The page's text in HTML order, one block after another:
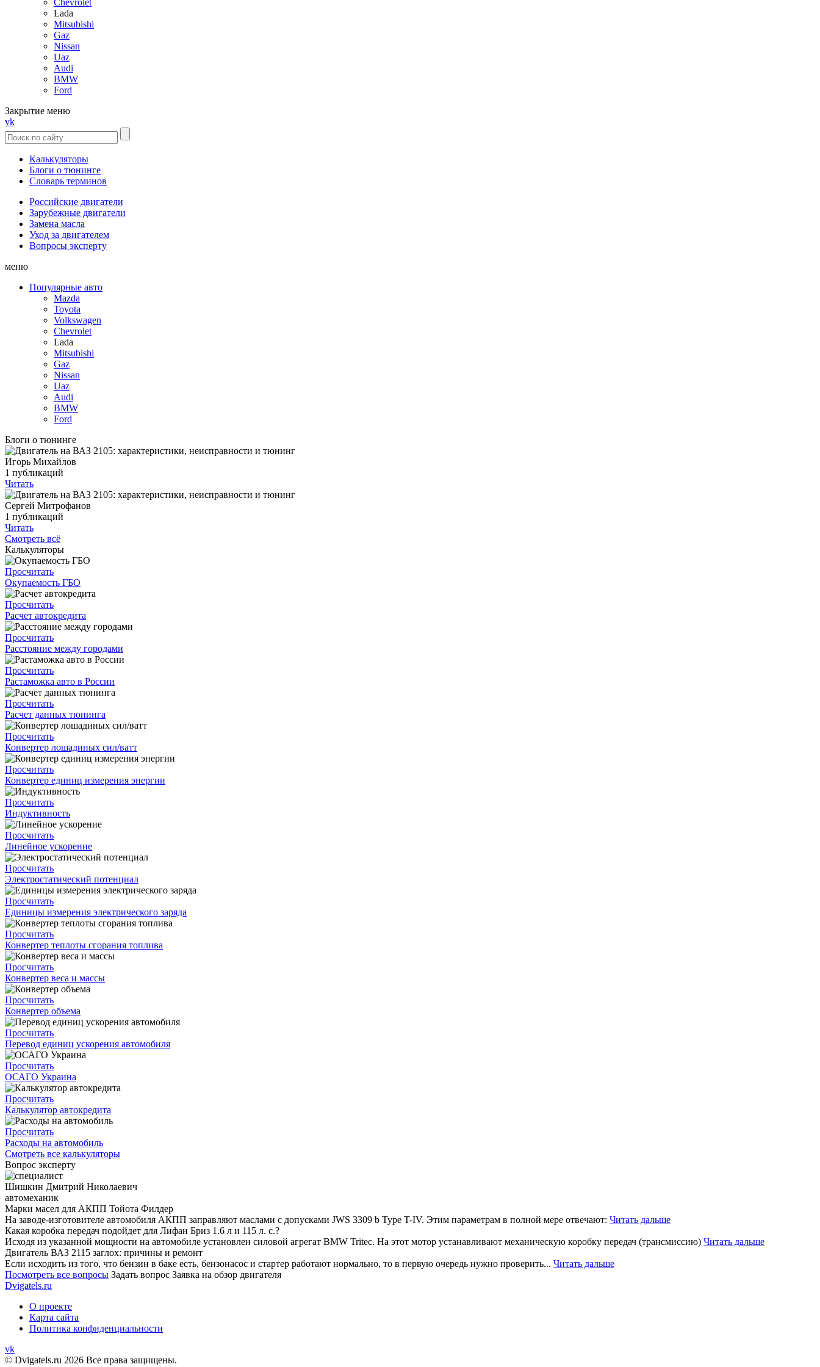
Chevrolet
Lada
Mitsubishi
Gaz
Nissan
Uaz
Audi
BMW
Ford
Закрытие меню
vk
Калькуляторы
Блоги о тюнинге
Словарь терминов
Российские двигатели
Зарубежные двигатели
Замена масла
Уход за двигателем
Вопросы эксперту
меню
Популярные авто
Mazda
Toyota
Volkswagen
Chevrolet
Lada
Mitsubishi
Gaz
Nissan
Uaz
Audi
BMW
Ford
Блоги о тюнинге
Игорь Михайлов
1 публикаций
Читать
Сергей Митрофанов
1 публикаций
Читать
Смотреть всё
Калькуляторы
Просчитать
Окупаемость ГБО
Просчитать
Расчет автокредита
Просчитать
Расстояние между городами
Просчитать
Растаможка авто в России
Просчитать
Расчет данных тюнинга
Просчитать
Конвертер лошадиных сил/ватт
Просчитать
Конвертер единиц измерения энергии
Просчитать
Индуктивность
Просчитать
Линейное ускорение
Просчитать
Электростатический потенциал
Просчитать
Единицы измерения электрического заряда
Просчитать
Конвертер теплоты сгорания топлива
Просчитать
Конвертер веса и массы
Просчитать
Конвертер объема
Просчитать
Перевод единиц ускорения автомобиля
Просчитать
ОСАГО Украина
Просчитать
Калькулятор автокредита
Просчитать
Расходы на автомобиль
Смотреть все калькуляторы
Вопрос эксперту
Шишкин Дмитрий Николаевич
автомеханик
Марки масел для АКПП Тойота Филдер
На заводе-изготовителе автомобиля АКПП заправляют маслами с допусками JWS 3309 b Type T-IV. Этим параметрам в полной мере отвечают: Читать дальше
Какая коробка передач подойдет для Лифан Бриз 1.6 л и 115 л. с.?
Исходя из указанной мощности на автомобиле установлен силовой агрегат BMW Tritec. На этот мотор устанавливают механическую коробку передач (трансмиссию) Читать дальше
Двигатель ВАЗ 2115 заглох: причины и ремонт
Если исходить из того, что бензин в баке есть, бензонасос и стартер работают нормально, то в первую очередь нужно проверить... Читать дальше
Посмотреть все вопросы Задать вопрос Заявка на обзор двигателя
Dvigatels.ru
О проекте
Карта сайта
Политика конфиденциальности
vk
© Dvigatels.ru 2026 Все права защищены.